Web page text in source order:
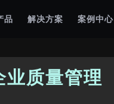
品 解决方案 案例中心
质量管理